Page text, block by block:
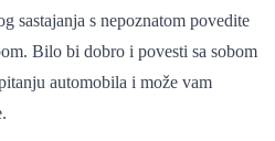
sastajanja s nepoznatom povedite
Bilo bi dobro i povesti sa sobom
automobila i može vam